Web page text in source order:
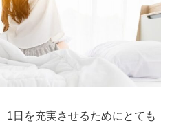
1日を充実させるためにとても